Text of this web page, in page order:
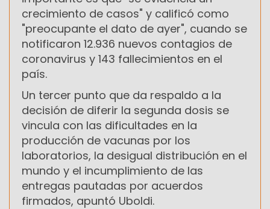
crecimiento de casos" y calificó como
"preocupante el dato de ayer", cuando se
notificaron 12.936 nuevos contagios de
coronavirus y 143 fallecimientos en el
país.
Un tercer punto que da respaldo a la
decisión de diferir la segunda dosis se
vincula con las dificultades en la
producción de vacunas por los
laboratorios, la desigual distribución en el
mundo y el incumplimiento de las
entregas pautadas por acuerdos
firmados, apuntó Uboldi.